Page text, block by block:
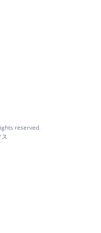
reserved.